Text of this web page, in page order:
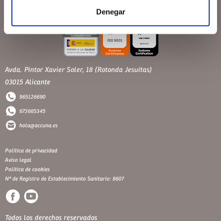
Denegar
Avda. Pintor Xavier Soler, 18 (Rotonda Jesuitas)
03015 Alicante
965126690
673665345
hola@accuna.es
Política de privacidad
Aviso legal
Política de cookies
Nº de Registro de Establecimiento Sanitario: 8607
Todos los derechos reservados